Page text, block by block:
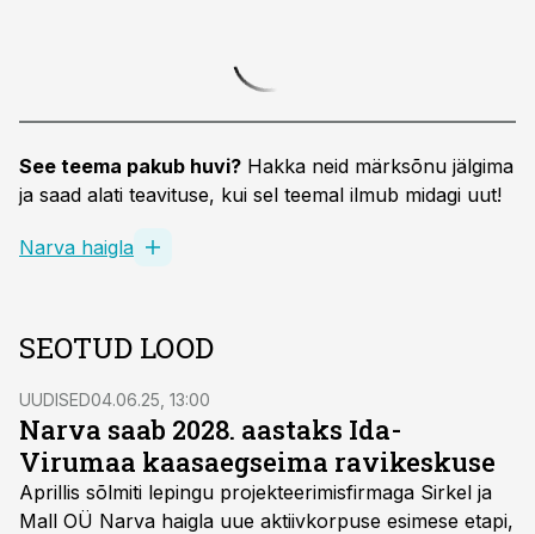
See teema pakub huvi? Hakka neid märksõnu jälgima
ja saad alati teavituse, kui sel teemal ilmub midagi uut!
Narva haigla
SEOTUD LOOD
UUDISED04.06.25, 13:00
Narva saab 2028. aastaks Ida-
Virumaa kaasaegseima ravikeskuse
Aprillis sõlmiti lepingu projekteerimisfirmaga Sirkel ja
Mall OÜ Narva haigla uue aktiivkorpuse esimese etapi,